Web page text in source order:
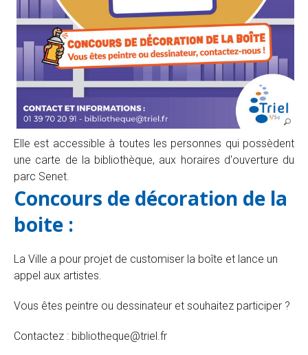
Elle est accessible à toutes les personnes qui possèdent
une carte de la bibliothèque, aux horaires d'ouverture du
parc Senet.
Concours de décoration de la
boite :
La Ville a pour projet de customiser la boîte et lance un
appel aux artistes.
Vous êtes peintre ou dessinateur et souhaitez participer ?
Contactez : bibliotheque@triel.fr